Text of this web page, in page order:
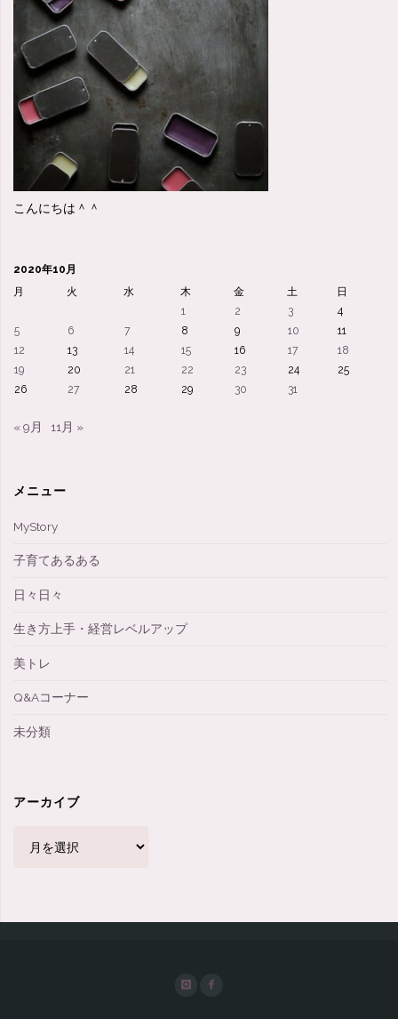
こんにちは＾＾
2020年10月
月
火 水 木 金 土
日
1
2 3
4
5
6 7 8 9 10
11
12
13 14 15 16 17
18
19
20 21 22 23 24
25
26
27 28 29 30 31
« 9月 11月 »
メニュー
MyStory
子育てあるある
日々日々
生き方上手・経営レベルアップ
美トレ
Q&Aコーナー
未分類
アーカイブ
ブ